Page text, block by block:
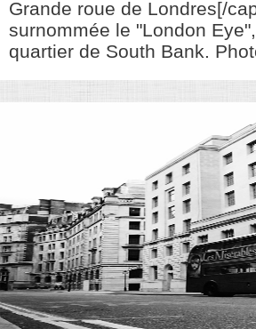
Grande roue de Londres[/
surnommée le "London
quartier de South Bank.